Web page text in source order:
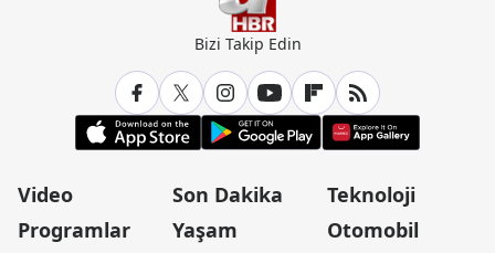
Bizi Takip Edin
Video
Programlar
Son Dakika
Yaşam
Teknoloji
Otomobil